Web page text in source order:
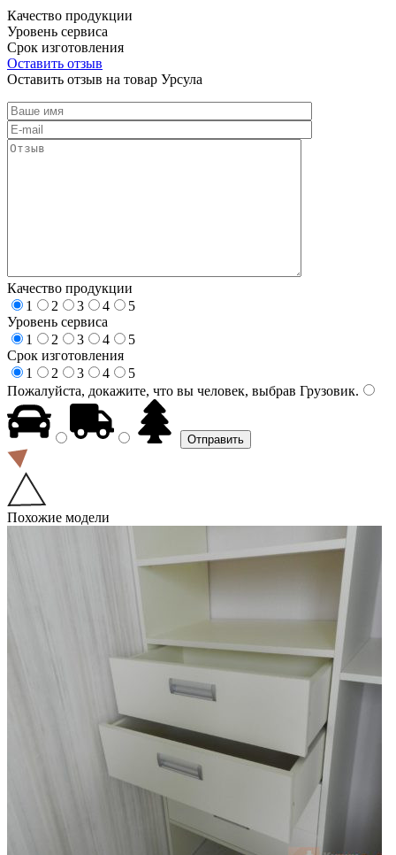
Качество продукции
Уровень сервиса
Срок изготовления
Оставить отзыв
Оставить отзыв на товар Урсула
Качество продукции
1
2 3 4
5
Уровень сервиса
1
2 3 4
5
Срок изготовления
1
2 3 4
5
Пожалуйста, докажите, что вы человек, выбрав Грузовик.
Похожие модели